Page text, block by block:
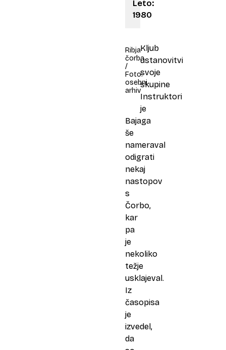
Leto:
1980
Ribja
čorba
/
Foto:
osebni
arhiv
Kljub
ustanovitvi
svoje
skupine
Instruktori
je
Bajaga
še
nameraval
odigrati
nekaj
nastopov
s
Čorbo,
kar
pa
je
nekoliko
težje
usklajeval.
Iz
časopisa
je
izvedel,
da